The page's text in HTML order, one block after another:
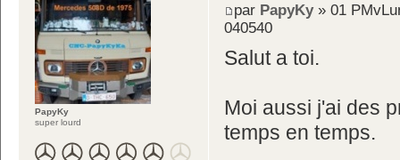
par PapyKy» 01
040540
Salut a toi.
Moi aussi j'ai des
temps en temps.
PapyKy
super lourd